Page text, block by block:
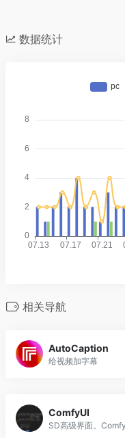
数据统计
相关导航
AutoCaption
给视频加字幕
ComfyUI